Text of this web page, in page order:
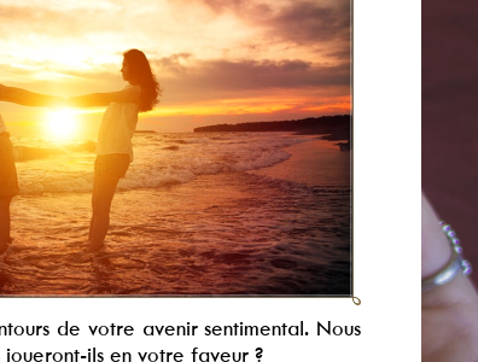
de votre avenir sentimental. Nous
joueront-ils en votre faveur ?